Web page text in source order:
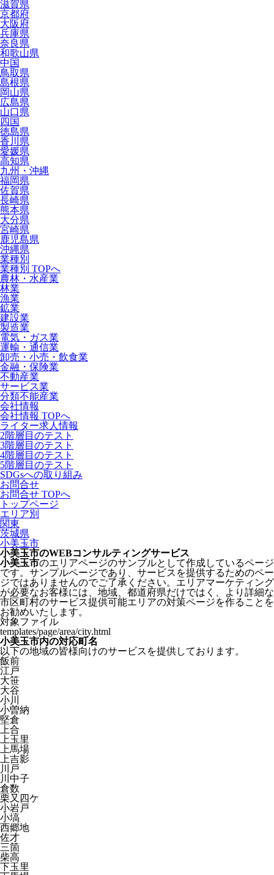
滋賀県
京都府
大阪府
兵庫県
奈良県
和歌山県
中国
鳥取県
島根県
岡山県
広島県
山口県
四国
徳島県
香川県
愛媛県
高知県
九州・沖縄
福岡県
佐賀県
長崎県
熊本県
大分県
宮崎県
鹿児島県
沖縄県
業種別
業種別 TOPへ
農林・水産業
林業
漁業
鉱業
建設業
製造業
電気・ガス業
運輸・通信業
卸売・小売・飲食業
金融・保険業
不動産業
サービス業
分類不能産業
会社情報
会社情報 TOPへ
ライター求人情報
2階層目のテスト
3階層目のテスト
4階層目のテスト
5階層目のテスト
SDGsへの取り組み
お問合せ
お問合せ TOPへ
トップページ
エリア別
関東
茨城県
小美玉市
小美玉市のWEBコンサルティングサービス
小美玉市のエリアページのサンプルとして作成しているページ
です。サンプルページであり、サービスを提供するためのペー
ジではありませんのでご了承ください。エリアマーケティング
が必要なお客様には、地域、都道府県だけではく、より詳細な
市区町村のサービス提供可能エリアの対策ページを作ることを
お勧めいたします。
対象ファイル
templates/page/area/city.html
小美玉市内の対応町名
以下の地域の皆様向けのサービスを提供しております。
飯前
江戸
大笹
大谷
小川
小曽納
堅倉
上合
上玉里
上馬場
上吉影
川戸
川中子
倉数
栗又四ケ
小岩戸
小塙
西郷地
佐才
三箇
柴高
下玉里